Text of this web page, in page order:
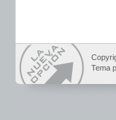
Tema